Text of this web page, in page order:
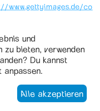
www.gettyimages.de/co
GmbH brand,
Germany
und
zu bieten, verwenden
Du kannst
Alle akzeptieren